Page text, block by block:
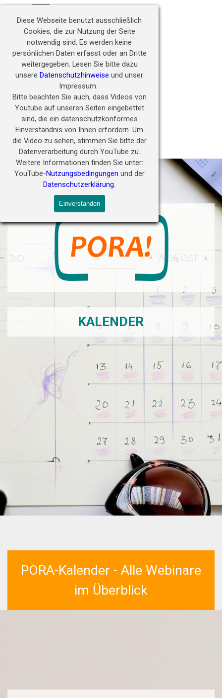
Diese Webseite benutzt ausschließlich
Cookies, die zur Nutzung der Seite
notwendig sind. Es werden keine
persönlichen Daten erfasst oder an Dritte
weitergegeben. Lesen Sie bitte dazu
unsere Datenschutzhinweise und unser
Impressum.
Bitte beachten Sie auch, dass Videos von
Youtube auf unseren Seiten eingebettet
sind, die ein datenschutzkonformes
Einverständnis von Ihnen erfordern. Um
die Video zu sehen, stimmen Sie bitte der
Datenverarbeitung durch YouTube zu.
Weitere Informationen finden Sie unter:
YouTube-Nutzungsbedingungen und der
Datenschutzerklärung.
Einverstanden
Direkt zum Seiteninhalt
Zukunft ermöglichen
PORA Kalender
KALENDER
PORA-Kalender - Alle Webinare
im Überblick